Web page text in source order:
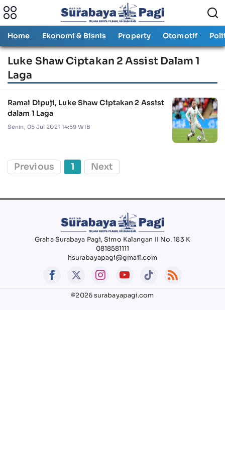
Home Ekonomi & Bisnis Property Otomotif
Luke Shaw Ciptakan 2 Assist Dalam 1
Laga
Ramai Dipuji, Luke Shaw Ciptakan 2 Assist
dalam 1 Laga
Senin, 05 Jul 2021 14:59 WIB
Previous 1 Next
Graha Surabaya Pagi, Simo Kalangan II No. 183 K
0818581111
hsurabayapagi@gmail.com
©2026 surabayapagi.com